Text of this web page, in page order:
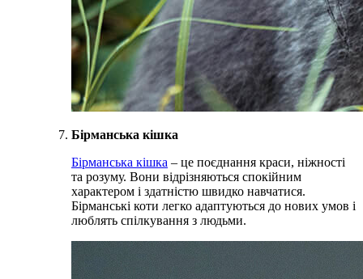
Бірманська кішка
Бірманська кішка – це поєднання краси, ніжності
та розуму. Вони відрізняються спокійним
характером і здатністю швидко навчатися.
Бірманські коти легко адаптуються до нових умов і
люблять спілкування з людьми.